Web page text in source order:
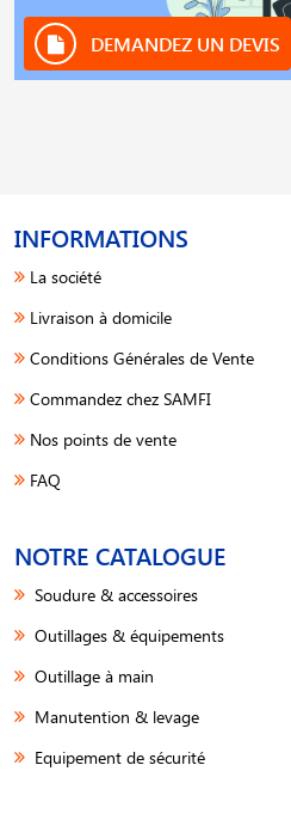
DEMANDEZ UN DEVIS
INFORMATIONS
La société
Livraison à domicile
Conditions Générales de Vente
Commandez chez SAMFI
Nos points de vente
FAQ
NOTRE CATALOGUE
Soudure & accessoires
Outillages & équipements
Outillage à main
Manutention & levage
Equipement de sécurité